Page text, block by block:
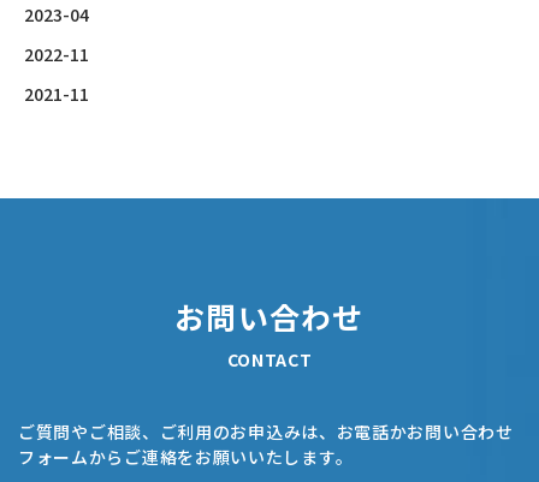
2023-04
2022-11
2021-11
お問い合わせ
CONTACT
ご質問やご相談、ご利用のお申込みは、お電話かお問い合わせ
フォームからご連絡をお願いいたします。